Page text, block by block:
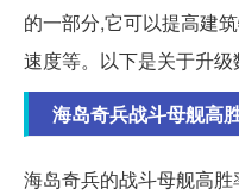
的一部分,它可以提高建
速度等。以下是关于升级
海岛奇兵战斗母舰高
海岛奇兵的战斗母舰高